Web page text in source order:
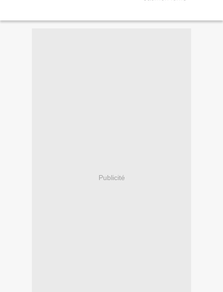
Publicité